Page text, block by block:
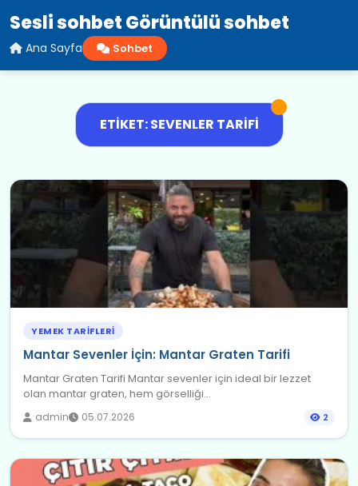
Sesli sohbet Görüntülü sohbet
Ana Sayfa Sohbet
ETIKET: SEVENLER TARIFI
YEMEK TARIFLERI
Mantar Sevenler İçin: Mantar Graten Tarifi
Mantar Graten Tarifi Mantar sevenler için ideal bir lezzet
olan mantar graten, hem görselliği...
admin 05.07.2026 2